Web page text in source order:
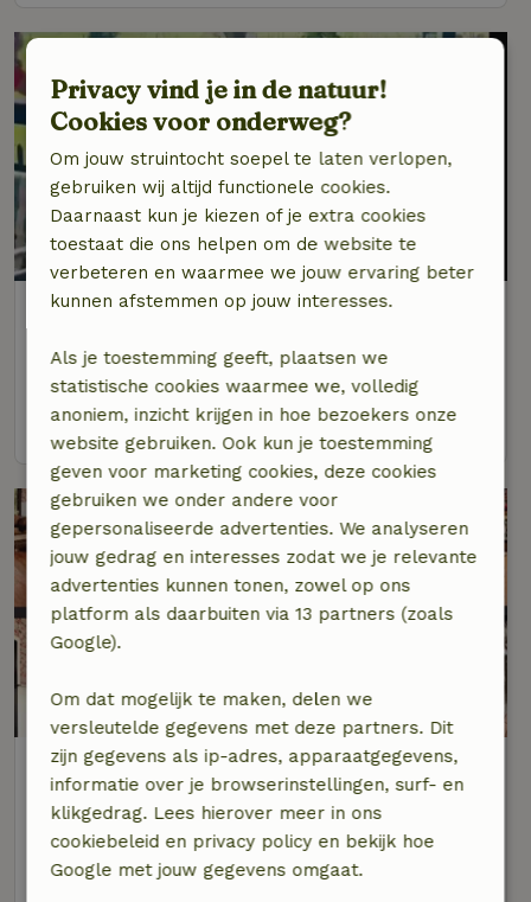
Natuurhuisje in Zuidveld
5 personen3 slaapkamers
bekijk
Natuurhuisje in Zuidveld
Op 3 km afstand van Zwiggelte
6 personen 3 slaapkamers
Privacy vind je in de natuur!
Cookies voor onderweg?
Om jouw struintocht soepel te laten verlopen,
gebruiken wij altijd functionele cookies.
Daarnaast kun je kiezen of je extra cookies
toestaat die ons helpen om de website te
verbeteren en waarmee we jouw ervaring beter
kunnen afstemmen op jouw interesses.
Als je toestemming geeft, plaatsen we
statistische cookies waarmee we, volledig
anoniem, inzicht krijgen in hoe bezoekers onze
website gebruiken. Ook kun je toestemming
geven voor marketing cookies, deze cookies
gebruiken we onder andere voor
gepersonaliseerde advertenties. We analyseren
jouw gedrag en interesses zodat we je relevante
advertenties kunnen tonen, zowel op ons
platform als daarbuiten via 13 partners (zoals
Google).
Om dat mogelijk te maken, delen we
versleutelde gegevens met deze partners. Dit
zijn gegevens als ip-adres, apparaatgegevens,
informatie over je browserinstellingen, surf- en
klikgedrag. Lees hierover meer in ons
cookiebeleid en privacy policy en bekijk hoe
Google met jouw gegevens omgaat.